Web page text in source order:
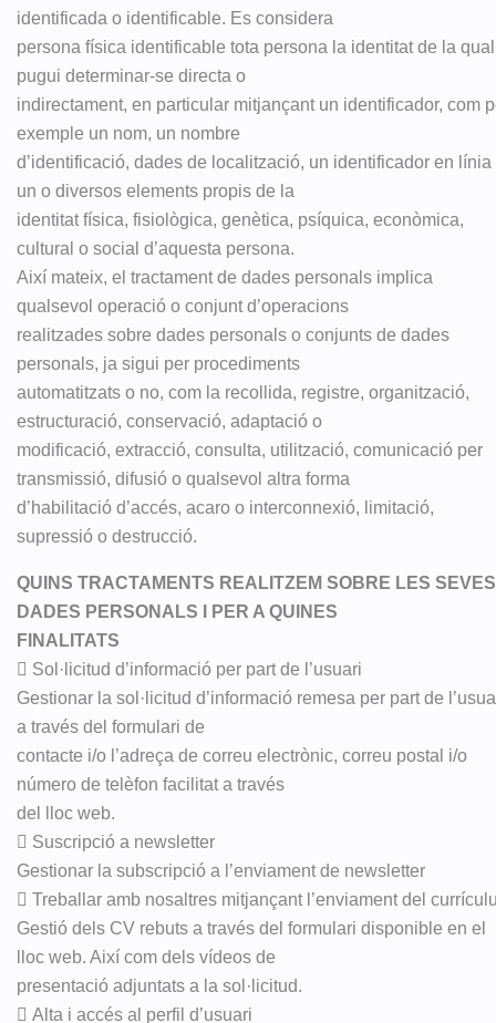
identificada o identificable. Es considera
persona física identificable tota persona la identitat de la qual
pugui determinar-se directa o
indirectament, en particular mitjançant un identificador, com
exemple un nom, un nombre
d’identificació, dades de localització, un identificador en línia
un o diversos elements propis de la
identitat física, fisiològica, genètica, psíquica, econòmica,
cultural o social d’aquesta persona.
Així mateix, el tractament de dades personals implica
qualsevol operació o conjunt d’operacions
realitzades sobre dades personals o conjunts de dades
personals, ja sigui per procediments
automatitzats o no, com la recollida, registre, organització,
estructuració, conservació, adaptació o
modificació, extracció, consulta, utilització, comunicació per
transmissió, difusió o qualsevol altra forma
d’habilitació d’accés, acaro o interconnexió, limitació,
supressió o destrucció.
QUINS TRACTAMENTS REALITZEM SOBRE LES SEVES
DADES PERSONALS I PER A QUINES
FINALITATS
 Sol·licitud d’informació per part de l’usuari
Gestionar la sol·licitud d’informació remesa per part de
a través del formulari de
contacte i/o l’adreça de correu electrònic, correu postal i/o
número de telèfon facilitat a través
del lloc web.
 Suscripció a newsletter
Gestionar la subscripció a l’enviament de newsletter
 Treballar amb nosaltres mitjançant l’enviament del
Gestió dels CV rebuts a través del formulari disponible en el
lloc web. Així com dels vídeos de
presentació adjuntats a la sol·licitud.
 Alta i accés al perfil d’usuari